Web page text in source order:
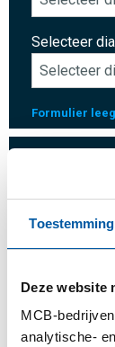
Toestemming
Deze website
MCB-
analytische-
Selecteer
Formulier
Gelieve in